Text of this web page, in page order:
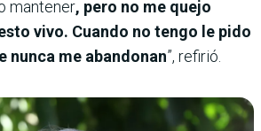
mantener, pero no me quejo
vivo. Cuando no tengo le pido
nunca me abandonan”, refirió.